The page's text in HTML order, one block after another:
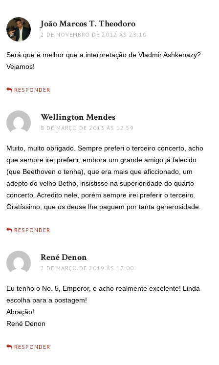
João Marcos T. Theodoro
2 DE NOVEMBRO DE 2012 ÀS 23:10
Será que é melhor que a interpretação de Vladmir Ashkenazy?
Vejamos!
RESPONDER
Wellington Mendes
8 DE MARÇO DE 2013 ÀS 12:59
Muito, muito obrigado. Sempre preferi o terceiro concerto, acho
que sempre irei preferir, embora um grande amigo já falecido
(que Beethoven o tenha), que era mais que aficcionado, um
adepto do velho Betho, insistisse na superioridade do quarto
concerto. Acredito nele, porém sempre irei preferir o terceiro.
Gratíssimo, que os deuse lhe paguem por tanta generosidade.
RESPONDER
René Denon
2 DE MARÇO DE 2019 ÀS 17:00
Eu tenho o No. 5, Emperor, e acho realmente excelente! Linda
escolha para a postagem!
Abração!
René Denon
RESPONDER